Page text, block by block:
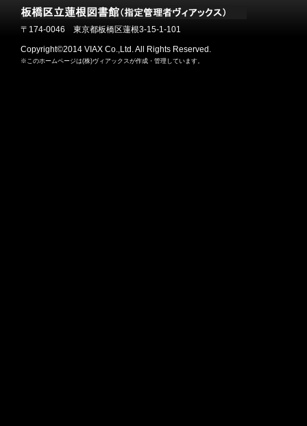
〒174-0046 東京都板橋区蓮根3-15-1-101
Copyright©2014 VIAX Co.,Ltd. All Rights Reserved.
※このホームページは(株)ヴィアックスが作成・管理しています。